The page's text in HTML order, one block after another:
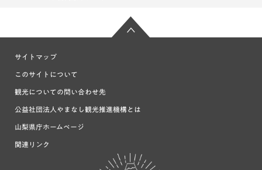
サイトマップ
このサイトについて
観光についての問い合わせ先
公益社団法人やまなし観光推進機構とは
山梨県庁ホームページ
関連リンク
富士の国や